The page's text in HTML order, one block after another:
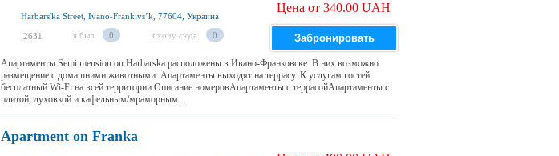
Harbars'ka Street, Ivano-Frankivsʼk, 77604, Украина
2631 я был 0 я хочу сюда 0
Цена от 340.00 UAH
Забронировать
Апартаменты Semi mension on Harbarska расположены в Ивано-Франковске. В них возможно
размещение с домашними животными. Апартаменты выходят на террасу. К услугам гостей
бесплатный Wi-Fi на всей территории.Описание номеровАпартаменты с террасойАпартаменты с
плитой, духовкой и кафельным/мраморным ...
Apartment on Franka